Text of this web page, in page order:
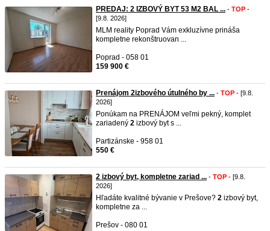
PREDAJ: 2 IZBOVÝ BYT 53 M2 BAL ... - TOP -
[9.8. 2026]
MLM reality Poprad Vám exkluzívne prináša
kompletne rekonštruovan ...
Poprad - 058 01
159 900 €
Prenájom 2izbového útulného by ... - TOP - [9.8.
2026]
Ponúkam na PRENÁJOM veľmi pekný, komplet
zariadený 2 izbový byt s ...
Partizánske - 958 01
550 €
2 izbový byt, kompletne zariad ... - TOP - [9.8.
2026]
Hľadáte kvalitné bývanie v Prešove? 2 izbový byt,
kompletne za ...
Prešov - 080 01